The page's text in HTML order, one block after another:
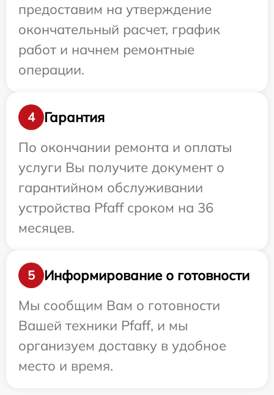
предоставим на утверждение
окончательный расчет, график
работ и начнем ремонтные
операции.
4
Гарантия
По окончании ремонта и оплаты
услуги Вы получите документ о
гарантийном обслуживании
устройства Pfaff сроком на 36
месяцев.
5
Информирование о готовности
Мы сообщим Вам о готовности
Вашей техники Pfaff, и мы
организуем доставку в удобное
место и время.